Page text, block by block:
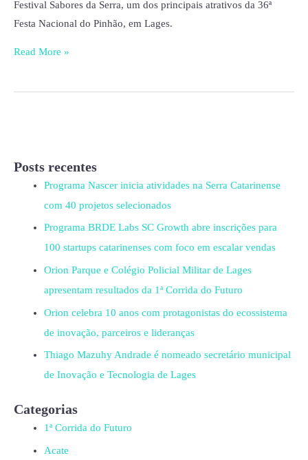
Festival Sabores da Serra, um dos principais atrativos da 36ª
Festa Nacional do Pinhão, em Lages.
Festa
do
Pinhão
Read More »
Posts recentes
Programa Nascer inicia atividades na Serra Catarinense
com 40 projetos selecionados
Programa BRDE Labs SC Growth abre inscrições para
100 startups catarinenses com foco em escalar vendas
Orion Parque e Colégio Policial Militar de Lages
apresentam resultados da 1ª Corrida do Futuro
Orion celebra 10 anos com protagonistas do ecossistema
de inovação, parceiros e lideranças
Thiago Mazuhy Andrade é nomeado secretário municipal
de Inovação e Tecnologia de Lages
Categorias
1ª Corrida do Futuro
Acate